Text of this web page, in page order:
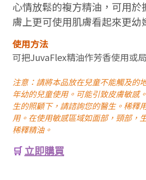
心情放鬆的複方精油，可用於
膚上更可使用肌膚看起來更幼
使用方法
可把JuvaFlex精油作芳香使用或
注意：請將本品放在兒童不能觸及的
年幼的兒童使用。可能引致皮膚敏感
生的照顧下，請諮詢您的醫生。稀釋
用。在使用敏感區域如面部，頸部，
稀釋精油。
🛒立即購買